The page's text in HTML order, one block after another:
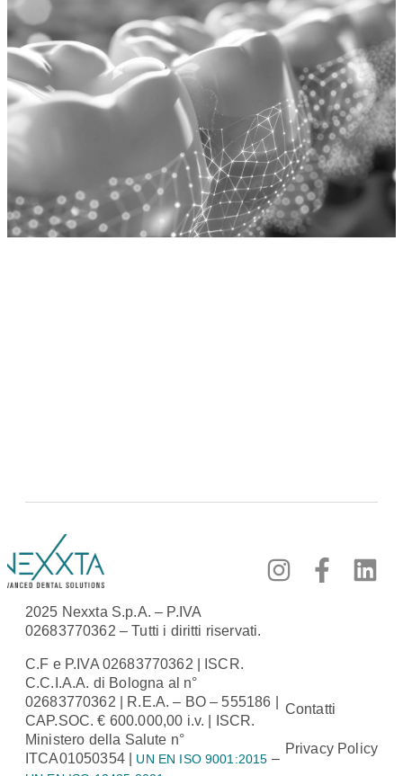
2025 Nexxta S.p.A. – P.IVA
02683770362 – Tutti i diritti riservati.
C.F e P.IVA 02683770362 | ISCR.
C.C.I.A.A. di Bologna al n°
02683770362 | R.E.A. – BO – 555186 |
CAP.SOC. € 600.000,00 i.v. | ISCR.
Ministero della Salute n°
ITCA01050354 | UN EN ISO 9001:2015 –
Contatti
Privacy Policy